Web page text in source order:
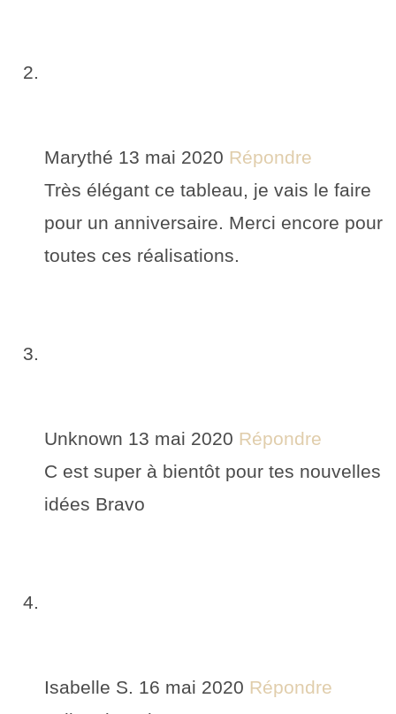
Marythé 13 mai 2020 Répondre
Très élégant ce tableau, je vais le faire
pour un anniversaire. Merci encore pour
toutes ces réalisations.
Unknown 13 mai 2020 Répondre
C est super à bientôt pour tes nouvelles
idées Bravo
Isabelle S. 16 mai 2020 Répondre